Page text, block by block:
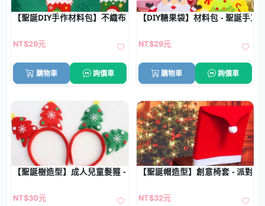
【聖誕DIY手作材料包】不織布免縫聖誕襪吊飾．親子手作交換禮物
NT$29元
購物車 詢價車
【DIY糖果袋】材料包 - 聖誕手工
NT$29元
購物車 詢價車
【聖誕樹造型】成人兒童髮箍 - 派對頭箍頭飾
NT$30元
【聖誕帽造型】創意椅套 - 派對
NT$32元